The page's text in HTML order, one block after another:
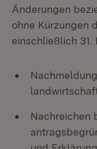
Änderungen
ohne Kürzungen
einschließlich 31.
Nachreichen